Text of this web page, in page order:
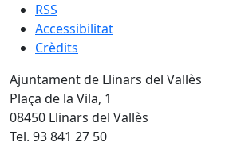
RSS
Accessibilitat
Crèdits
Ajuntament de Llinars del Vallès
Plaça de la Vila, 1
08450 Llinars del Vallès
Tel. 93 841 27 50